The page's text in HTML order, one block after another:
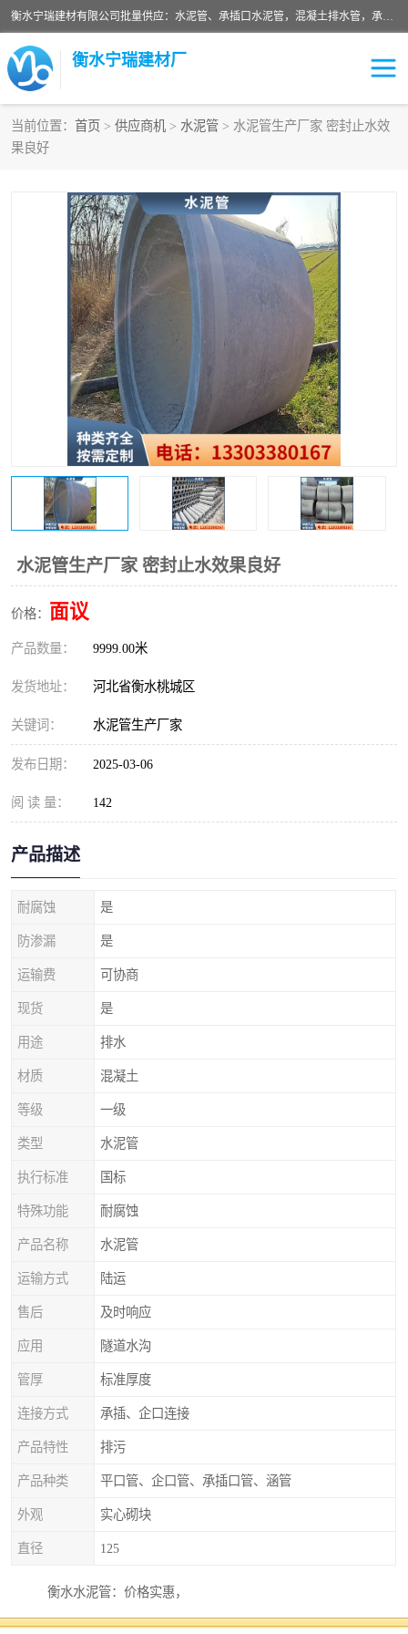
衡水宁瑞建材有限公司批量供应：水泥管、承插口水泥管，混凝土排水管，承插口水泥管，企口水泥管，钢承口水泥管，顶管，平口水泥管，水泥检查井，混凝土检查井，预制混凝土检查井，矩形检查井，圆形检查井等产品。
衡水宁瑞建材厂
当前位置： 首页 > 供应商机 > 水泥管 > 水泥管生产厂家 密封止水效
果良好
水泥管生产厂家 密封止水效果良好
价格： 面议
产品数量： 9999.00米
发货地址： 河北省衡水桃城区
关键词： 水泥管生产厂家
发布日期： 2025-03-06
阅 读 量： 142
产品描述
耐腐蚀 是
防渗漏 是
运输费 可协商
现货 是
用途 排水
材质 混凝土
等级 一级
类型 水泥管
执行标准 国标
特殊功能 耐腐蚀
产品名称 水泥管
运输方式 陆运
售后 及时响应
应用 隧道水沟
管厚 标准厚度
连接方式 承插、企口连接
产品特性 排污
产品种类 平口管、企口管、承插口管、涵管
外观 实心砌块
直径 125
衡水水泥管：价格实惠，
衡水水泥管以其合理的价格和的品质，在市场上具有的
检查井
水泥检查井 水泥管
圆形检查井 矩形检查井
混凝土检查井 预制混凝土检查井
企口水泥管 钢承口水泥管
波纹管